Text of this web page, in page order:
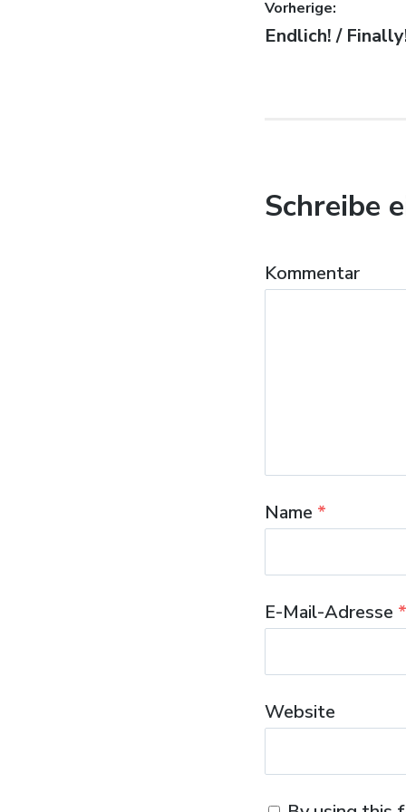
Vorherige:
Vorheriger
Endlich! /
Schreibe
Kommentar
Name *
E-Mail-Adresse *
Website